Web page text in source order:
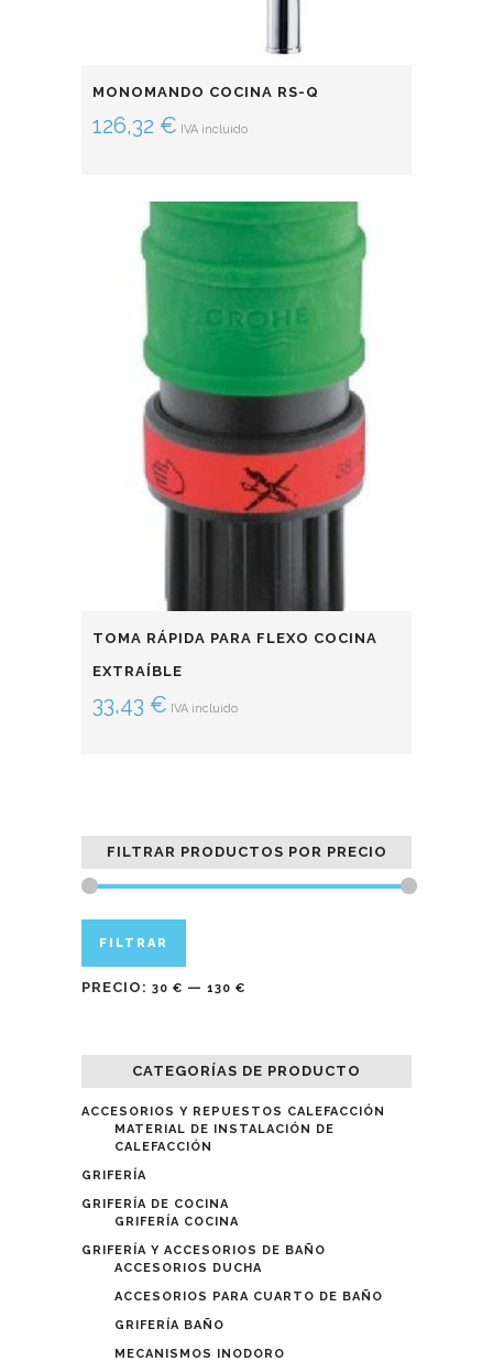
MONOMANDO COCINA RS-Q
126,32 € IVA incluido
TOMA RÁPIDA PARA FLEXO COCINA
EXTRAÍBLE
33,43 € IVA incluido
FILTRAR PRODUCTOS POR PRECIO
FILTRAR
PRECIO: 30 € — 130 €
CATEGORÍAS DE PRODUCTO
ACCESORIOS Y REPUESTOS CALEFACCIÓN
MATERIAL DE INSTALACIÓN DE
CALEFACCIÓN
GRIFERÍA
GRIFERÍA DE COCINA
GRIFERÍA COCINA
GRIFERÍA Y ACCESORIOS DE BAÑO
ACCESORIOS DUCHA
ACCESORIOS PARA CUARTO DE BAÑO
GRIFERÍA BAÑO
MECANISMOS INODORO